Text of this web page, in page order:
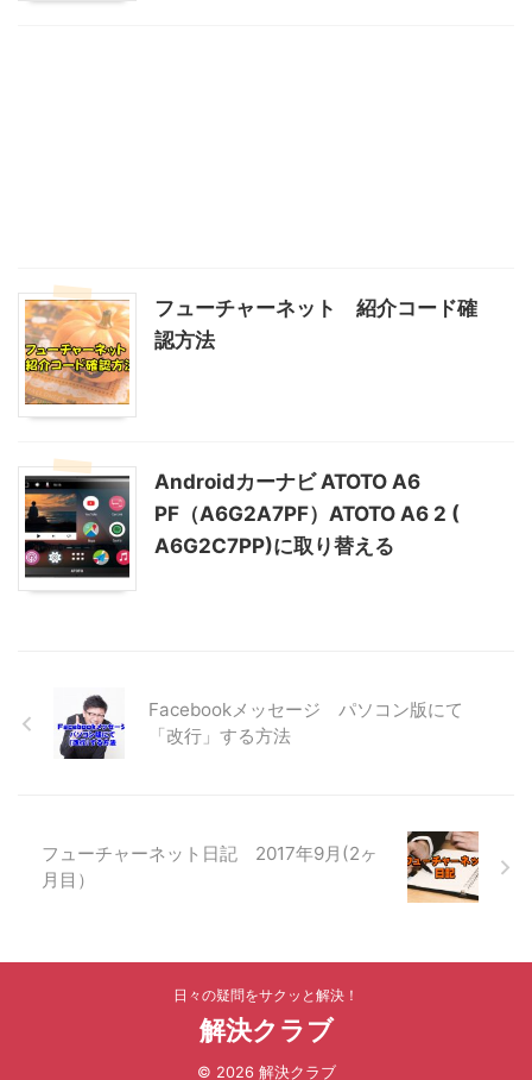
フューチャーネット 紹介コード確
認方法
Androidカーナビ ATOTO A6
PF（A6G2A7PF）ATOTO A6 2 (
A6G2C7PP)に取り替える
Facebookメッセージ パソコン版にて
「改行」する方法
フューチャーネット日記 2017年9月(2ヶ
月目）
日々の疑問をサクッと解決！
解決クラブ
© 2026 解決クラブ